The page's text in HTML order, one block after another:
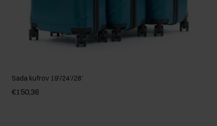
Sada kufrov 19'/24'/28'
€150,36